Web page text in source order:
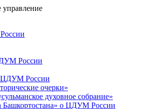
управление
России
ЦДУМ России
очерки»
духовное собрание»
Башкортостана» о ЦДУМ России